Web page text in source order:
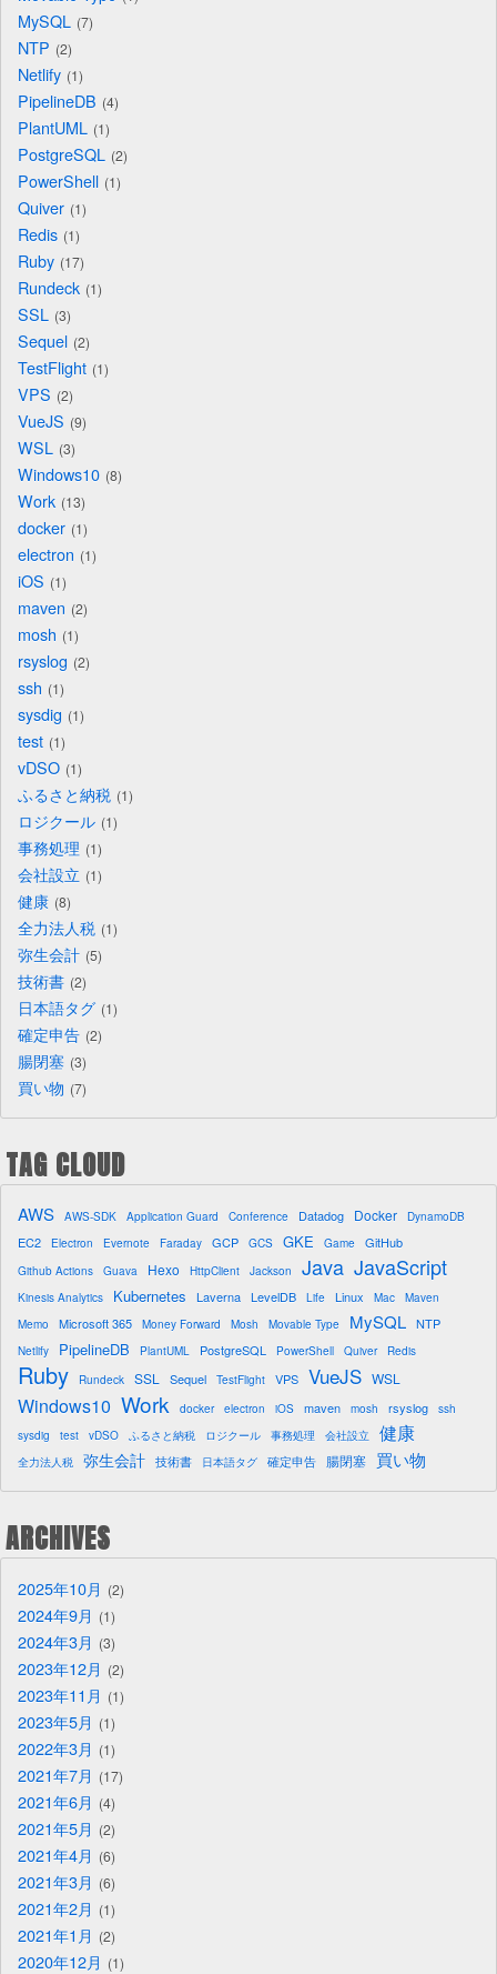
MySQL 7
NTP 2
Netlify 1
PipelineDB 4
PlantUML 1
PostgreSQL 2
PowerShell 1
Quiver 1
Redis 1
Ruby 17
Rundeck 1
SSL 3
Sequel 2
TestFlight 1
VPS 2
VueJS 9
WSL 3
Windows10 8
Work 13
docker 1
electron 1
iOS 1
maven 2
mosh 1
rsyslog 2
ssh 1
sysdig 1
test 1
vDSO 1
ふるさと納税 1
ロジクール 1
事務処理 1
会社設立 1
健康 8
全力法人税 1
弥生会計 5
技術書 2
日本語タグ 1
確定申告 2
腸閉塞 3
買い物 7
TAG CLOUD
AWS AWS-SDK Application Guard Conference Datadog Docker DynamoDB
EC2 Electron Evernote Faraday GCP GCS GKE Game GitHub
Github Actions Guava Hexo HttpClient Jackson Java JavaScript
Kinesis Analytics Kubernetes Laverna LevelDB Life Linux Mac
Maven
Memo
Microsoft 365 Money Forward Mosh Movable Type MySQL NTP
Netlify PipelineDB PlantUML PostgreSQL PowerShell Quiver Redis
Ruby Rundeck SSL Sequel TestFlight VPS VueJS WSL
Windows10 Work docker electron iOS maven mosh rsyslog
ssh
sysdig
test vDSO ふるさと納税 ロジクール 事務処理 会社設立 健康
全力法人税 弥生会計 技術書 日本語タグ 確定申告 腸閉塞 買い物
ARCHIVES
2025年10月 2
2024年9月 1
2024年3月 3
2023年12月 2
2023年11月 1
2023年5月 1
2022年3月 1
2021年7月 17
2021年6月 4
2021年5月 2
2021年4月 6
2021年3月 6
2021年2月 1
2021年1月 2
2020年12月 1